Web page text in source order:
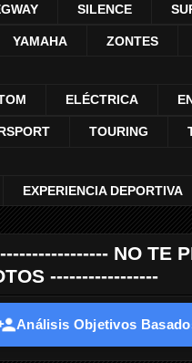
SILENCE
YAMAHA ZONTES
ELÉCTRICA
TOURING
EXPERIENCIA DEPORTIVA
NO TE
-----------------
Análisis Objetivos